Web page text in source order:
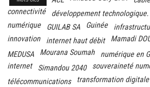
connectivité
développement technologique.
numérique
GUILAB SA Guinée
innovation
internet haut débit
Mamadi
MEDUSA
Mourana Soumah numérique en
internet
Simandou 2040
souveraineté
télécommunications
transformation digitale